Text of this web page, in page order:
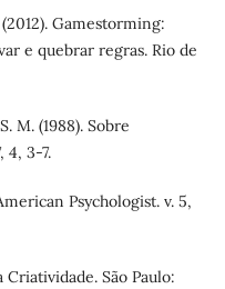
Gamestorming:
e quebrar regras. Rio de
M. (1988). Sobre
4, 3-7.
Psychologist. v. 5,
São Paulo: